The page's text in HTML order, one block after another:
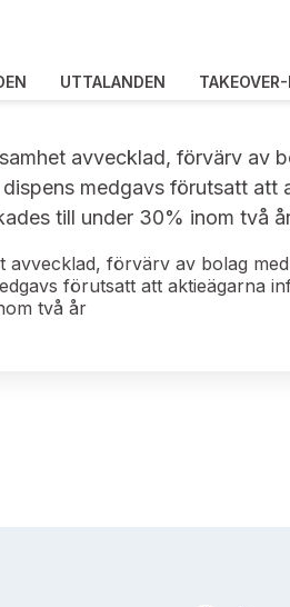
UTTALANDEN TAKEOVER-
avvecklad, förvärv av
medgavs förutsatt att
till under 30% inom två
avvecklad, förvärv av bolag
förutsatt att aktieägarna
två år